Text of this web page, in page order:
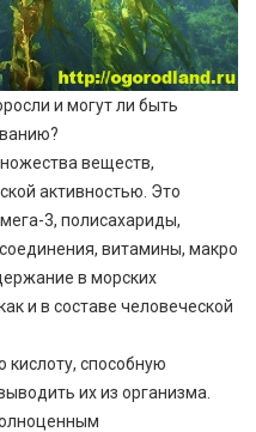
и могут ли быть
веществ,
активностью. Это
3, полисахариды,
витамины, макро
в морских
и в составе человеческой
способную
их из организма.